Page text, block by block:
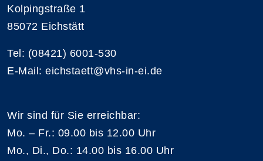
Kolpingstraße 1
85072 Eichstätt
Tel: (08421) 6001-530
E-Mail: eichstaett@vhs-in-ei.de
Wir sind für Sie erreichbar:
Mo. – Fr.: 09.00 bis 12.00 Uhr
Mo., Di., Do.: 14.00 bis 16.00 Uhr